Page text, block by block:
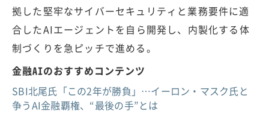
拠した堅牢なサイバーセキュリティと業務要件に適
合したAIエージェントを自ら開発し、内製化する体
制づくりを急ピッチで進める。
金融AIのおすすめコンテンツ
SBI北尾氏「この2年が勝負」…イーロン・マスク氏と
争うAI金融覇権、“最後の手”とは